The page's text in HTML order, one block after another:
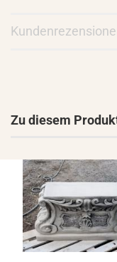
Zu diesem